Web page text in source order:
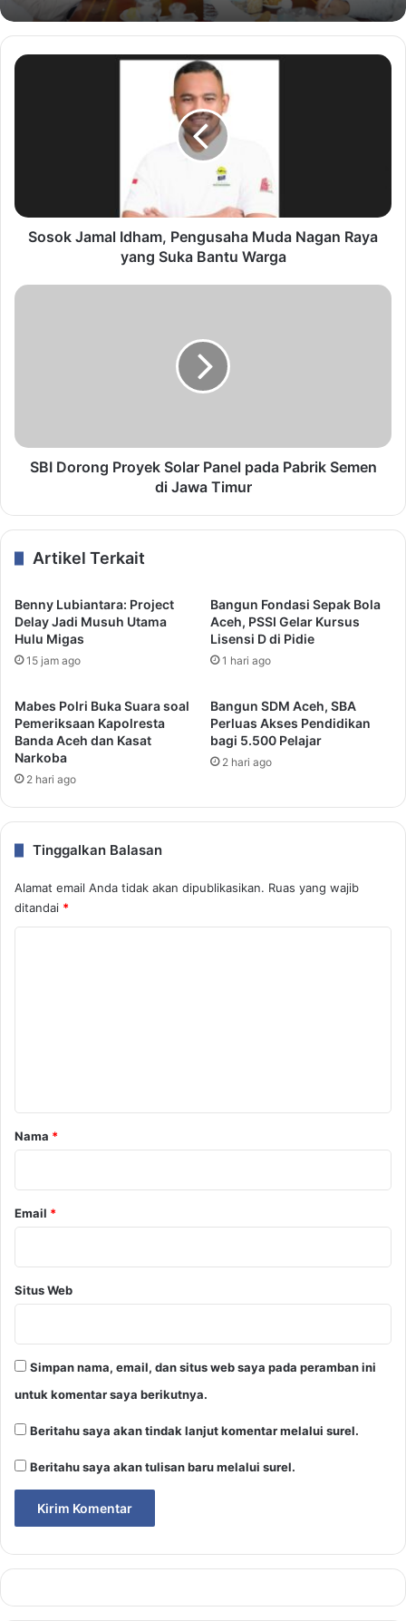
Sosok Jamal Idham, Pengusaha Muda Nagan Raya
yang Suka Bantu Warga
SBI Dorong Proyek Solar Panel pada Pabrik Semen
di Jawa Timur
Artikel Terkait
Benny Lubiantara: Project
Delay Jadi Musuh Utama
Hulu Migas
15 jam ago
Bangun Fondasi Sepak Bola
Aceh, PSSI Gelar Kursus
Lisensi D di Pidie
1 hari ago
Mabes Polri Buka Suara soal
Pemeriksaan Kapolresta
Banda Aceh dan Kasat
Narkoba
2 hari ago
Bangun SDM Aceh, SBA
Perluas Akses Pendidikan
bagi 5.500 Pelajar
2 hari ago
Tinggalkan Balasan
Alamat email Anda tidak akan dipublikasikan. Ruas yang wajib
ditandai *
rNama *
Email *
Situs Web
Simpan nama, email, dan situs web saya pada peramban ini
untuk komentar saya berikutnya.
Beritahu saya akan tindak lanjut komentar melalui surel.
Beritahu saya akan tulisan baru melalui surel.